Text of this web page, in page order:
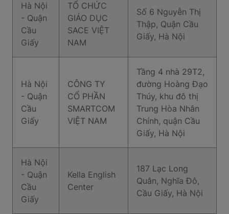
Hà Nội
- Quận
Cầu
Giấy
TỔ CHỨC
GIÁO DỤC
SACE VIỆT
NAM
Số 6 Nguyễn Thị
Thập, Quận Cầu
Giấy, Hà Nội
Hà Nội
- Quận
Cầu
Giấy
CÔNG TY
CỔ PHẦN
SMARTCOM
VIỆT NAM
Tầng 4 nhà 29T2,
đường Hoàng Đạo
Thúy, khu đô thị
Trung Hòa Nhân
Chính, quận Cầu
Giấy, Hà Nội
Hà Nội
- Quận
Cầu
Giấy
Kella English
Center
187 Lạc Long
Quân, Nghĩa Đô,
Cầu Giấy, Hà Nội